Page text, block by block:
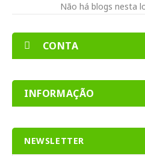
Não há blogs nesta
CONTA
INFORMAÇÃO
NEWSLETTER